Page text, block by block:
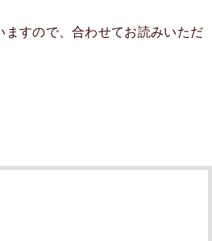
すので、合わせてお読みいただ